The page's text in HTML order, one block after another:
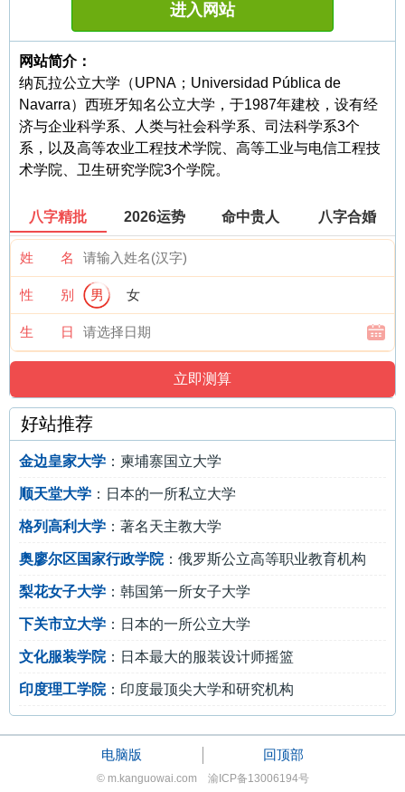
进入网站
网站简介：
纳瓦拉公立大学（UPNA；Universidad Pública de
Navarra）西班牙知名公立大学，于1987年建校，设有经
济与企业科学系、人类与社会科学系、司法科学系3个
系，以及高等农业工程技术学院、高等工业与电信工程技
术学院、卫生研究学院3个学院。
八字精批 2026运势 命中贵人 八字合婚
姓 名
性 别 男 女
生 日
好站推荐
金边皇家大学 ：柬埔寨国立大学
顺天堂大学 ：日本的一所私立大学
格列高利大学 ：著名天主教大学
奥廖尔区国家行政学院：俄罗斯公立高等职业教育机构
梨花女子大学 ：韩国第一所女子大学
下关市立大学 ：日本的一所公立大学
文化服装学院：日本最大的服装设计师摇篮
印度理工学院：印度最顶尖大学和研究机构
电脑版 回顶部
© m.kanguowai.com 渝ICP备13006194号